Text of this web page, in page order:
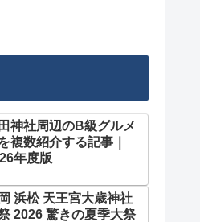
神社周辺のB級グルメ
複数紹介する記事｜
年度版
浜松 天王宮大歳神社
2026 驚きの夏季大祭